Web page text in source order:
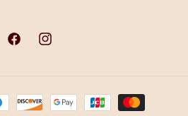
FacebookInstagram